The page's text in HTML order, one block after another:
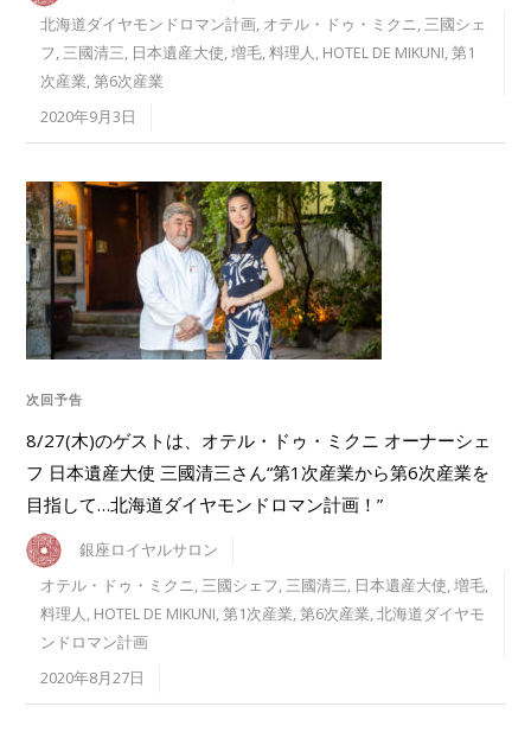
北海道ダイヤモンドロマン計画, オテル・ドゥ・ミクニ, 三國シェ
フ, 三國清三, 日本遺産大使,増毛,料理人, HOTEL DE MIKUNI,第1
次産業,第6次産業
2020年9月3日
次回予告
8/27(木)のゲストは、オテル・ドゥ・ミクニ オーナーシェ
フ 日本遺産大使 三國清三さん“第1次産業から第6次産業を
目指して…北海道ダイヤモンドロマン計画！”
銀座ロイヤルサロン
オテル・ドゥ・ミクニ, 三國シェフ, 三國清三, 日本遺産大使,増毛,
料理人, HOTEL DE MIKUNI,第1次産業,第6次産業,北海道ダイヤモ
ンドロマン計画
2020年8月27日